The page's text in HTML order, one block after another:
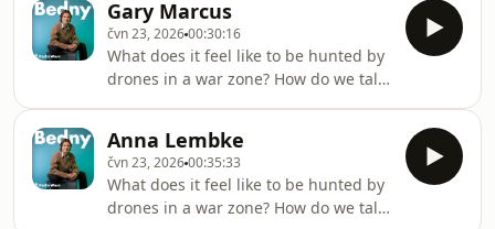
their full, unedited form.Všechny díly
podcastu Bedny můžete pohodlně
posloucha
seeing Earth from space? These are
just some of the questions explored in
the original English-language
interviews from the Bedny series,
which we are now making available in
their full, unedited form.Všechny díly
podcastu Bedny můžete pohodlně
posloucha
Gary Marcus
čvn 23, 202600:30:16
What does it feel like to be hunted by
drones in a war zone? How do we talk
seeing Earth from space? These are
just some of the questions explored in
the original English-language
interviews from the Bedny series,
Anna Lembke
čvn 23, 202600:35:33
What does it feel like to be hunted by
drones in a war zone? How do we talk